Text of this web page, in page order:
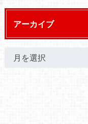
アーカイブ